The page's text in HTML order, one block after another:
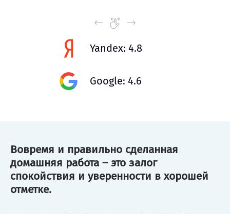
Yandex: 4.8
Google: 4.6
Вовремя и правильно сделанная
домашняя работа – это залог
спокойствия и уверенности в хорошей
отметке.